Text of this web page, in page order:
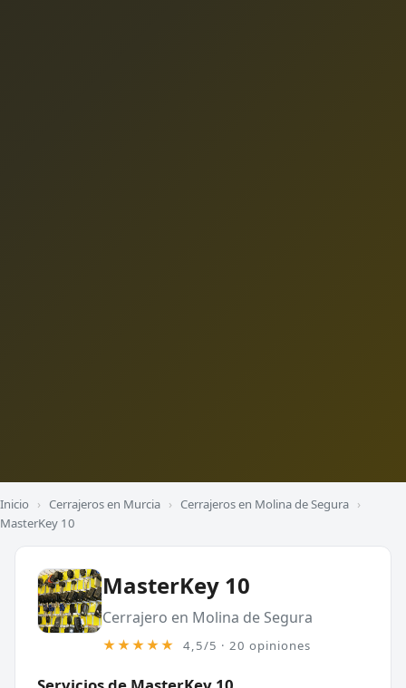
Inicio › Cerrajeros en Murcia › Cerrajeros en Molina de Segura ›
MasterKey 10
MasterKey 10
Cerrajero en Molina de Segura
★★★★★ 4,5/5 · 20 opiniones